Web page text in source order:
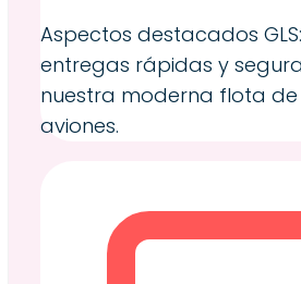
Aspectos destacados
entregas rápidas y
nuestra moderna flota de
aviones.